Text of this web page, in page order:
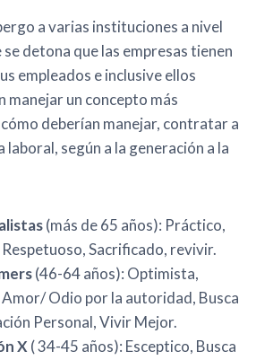
a varias instituciones a nivel
detona que las empresas tienen
empleados e inclusive ellos
manejar un concepto más
deberían manejar, contratar a
laboral, según a la generación a la
(más de 65 años): Práctico,
Sacrificado, revivir.
(46-64 años): Optimista,
Odio por la autoridad, Busca
Personal, Vivir Mejor.
X ( 34-45 años): Esceptico, Busca